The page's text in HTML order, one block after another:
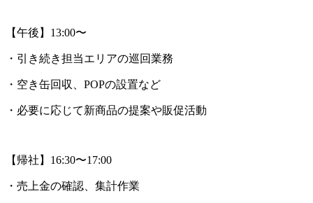
【午後】13:00〜
・引き続き担当エリアの巡回業務
・空き缶回収、POPの設置など
・必要に応じて新商品の提案や販促活動
【帰社】16:30〜17:00
・売上金の確認、集計作業